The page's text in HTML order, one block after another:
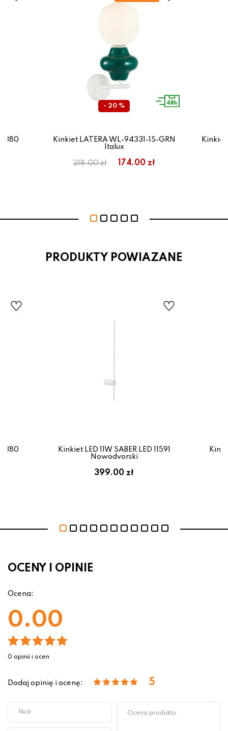
- 20 %
Kinkiet LATERA WL-94331-1S-GRN
Italux
218.00 zł 174.00 zł
Kinkiet
PRODUKTY POWIAZANE
Kinkiet LED 11W SABER LED 11591
Nowodvorski
399.00 zł
OCENY I OPINIE
Ocena:
0.00
0 opinii i ocen
Dodaj opinię i ocenę: 5